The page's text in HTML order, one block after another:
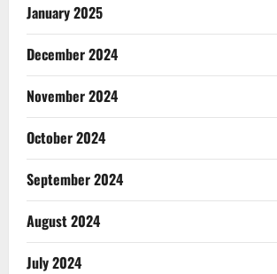
January 2025
December 2024
November 2024
October 2024
September 2024
August 2024
July 2024